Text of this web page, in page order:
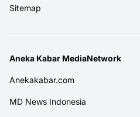
Sitemap
Aneka Kabar MediaNetwork
Anekakabar.com
MD News Indonesia